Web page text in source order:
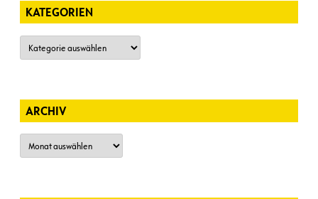
KATEGORIEN
Kategorien
ARCHIV
Archiv